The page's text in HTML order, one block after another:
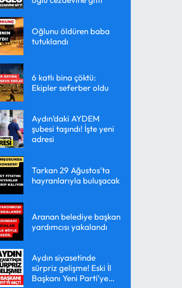
Oğlunu öldüren baba
tutuklandı
6 katlı bina çöktü:
Ekipler seferber oldu
Aydın’daki AYDEM
şubesi taşındı! İşte yeni
adresi
Tarkan 29 Ağustos'ta
hayranlarıyla buluşacak
Aranan belediye başkan
yardımcısı yakalandı
Aydın siyasetinde
sürpriz gelişme! Eski İl
Başkanı Yeni Parti’ye